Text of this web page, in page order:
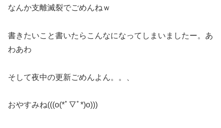
なんか支離滅裂でごめんねｗ
書きたいこと書いたらこんなになってしまいましたー。あ
わあわ
そして夜中の更新ごめんよん。。、
おやすみね(((o(*ﾟ▽ﾟ*)o)))